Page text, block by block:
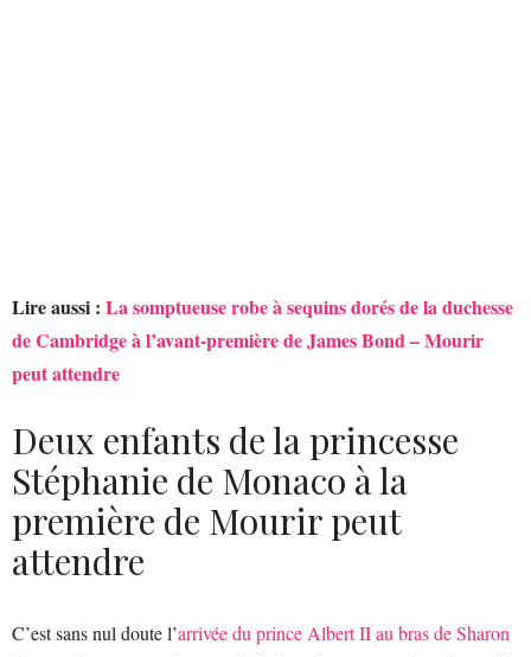
Lire aussi : La somptueuse robe à sequins dorés de la duchesse
de Cambridge à l’avant-première de James Bond – Mourir
peut attendre
Deux enfants de la princesse
Stéphanie de Monaco à la
première de Mourir peut
attendre
C’est sans nul doute l’arrivée du prince Albert II au bras de Sharon